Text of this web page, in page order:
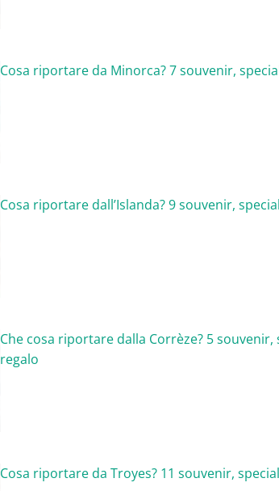
Cosa riportare da Minorca? 7 souvenir,
Cosa riportare dall’Islanda? 9 souvenir,
Che cosa riportare dalla Corrèze? 5 souvenir,
regalo
Cosa riportare da Troyes? 11 souvenir,